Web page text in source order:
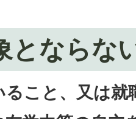
とならな
こと、又は就